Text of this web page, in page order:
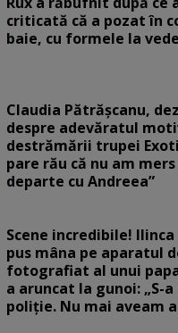
criticată că a pozat în
baie, cu formele la
Claudia Pătrășcanu,
despre adevăratul
destrămării trupei
pare rău că nu am
departe cu Andreea”
Scene incredibile! Ilinca
pus mâna pe aparatul
fotografiat al unui
a aruncat la gunoi: „S-a
poliție. Nu mai aveam